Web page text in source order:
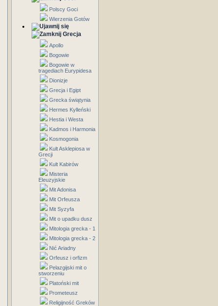
Polscy Goci
Wierzenia Gotów
Grecja
Apollo
Bogowie
Bogowie w
tragediach Eurypidesa
Dionizje
Grecja i Egipt
Grecka świątynia
Hermes Kylleński
Hestia i Westa
Kadmos i Harmonia
Kosmogonia
Kult Asklepiosa w
Grecji
Kult Kabirów
Misteria
Eleuzyjskie
Mit Adonisa
Mit Orfeusza
Mit Syzyfa
Mit o upadku dusz
Mitologia grecka - 1
Mitologia grecka - 2
Nić Ariadny
Orfeusz i orfizm
Pelazgijski mit o
stworzeniu
Platoński mit
Prometeusz
Religijność Greków